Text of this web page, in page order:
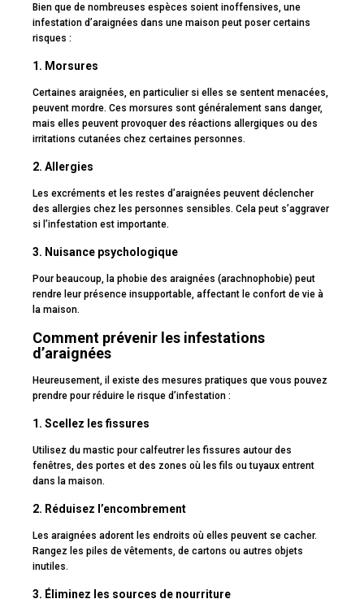
Bien que de nombreuses espèces soient inoffensives, une
infestation d’araignées dans une maison peut poser certains
risques :
1. Morsures
Certaines araignées, en particulier si elles se sentent menacées,
peuvent mordre. Ces morsures sont généralement sans danger,
mais elles peuvent provoquer des réactions allergiques ou des
irritations cutanées chez certaines personnes.
2. Allergies
Les excréments et les restes d’araignées peuvent déclencher
des allergies chez les personnes sensibles. Cela peut s’aggraver
si l’infestation est importante.
3. Nuisance psychologique
Pour beaucoup, la phobie des araignées (arachnophobie) peut
rendre leur présence insupportable, affectant le confort de vie à
la maison.
Comment prévenir les infestations
d’araignées
Heureusement, il existe des mesures pratiques que vous pouvez
prendre pour réduire le risque d’infestation :
1. Scellez les fissures
Utilisez du mastic pour calfeutrer les fissures autour des
fenêtres, des portes et des zones où les fils ou tuyaux entrent
dans la maison.
2. Réduisez l’encombrement
Les araignées adorent les endroits où elles peuvent se cacher.
Rangez les piles de vêtements, de cartons ou autres objets
inutiles.
3. Éliminez les sources de nourriture